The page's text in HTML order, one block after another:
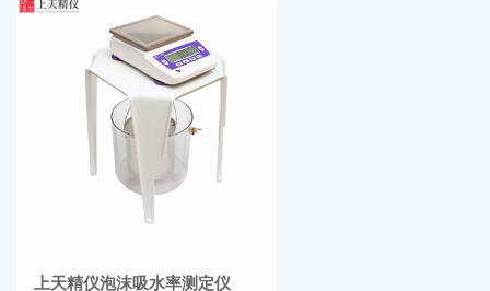
上天精仪泡沫吸水率测定仪